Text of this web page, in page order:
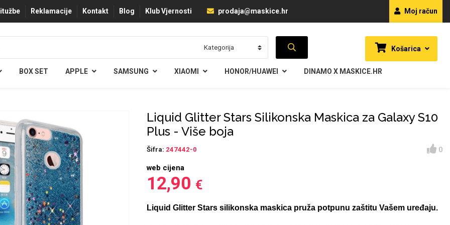
Reklamacije Kontakt Blog Klub Vjernosti prodaja@maskice.hr Moj račun
Košarica
BOX SET APPLE SAMSUNG XIAOMI HONOR/HUAWEI DINAMO X MASKICE.HR
Liquid Glitter Stars Silikonska Maskica za Galaxy S10
Plus - Više boja
Šifra: 247442-0
0
web cijena
12,90 €
Liquid Glitter Stars silikonska maskica pruža potpunu zaštitu Vašem uređaju.